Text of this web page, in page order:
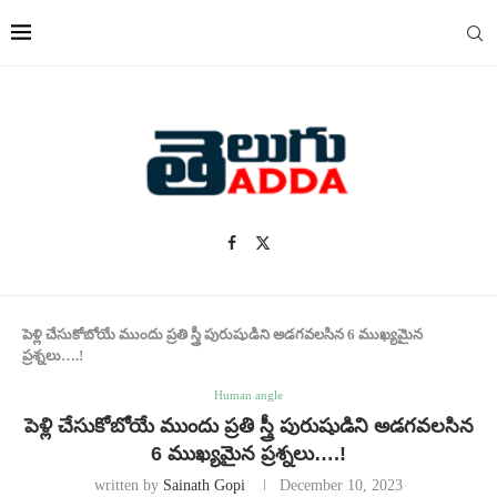
పెళ్లి చేసుకోబోయే ముందు ప్రతి స్త్రీ పురుషుడిని అడగవలసిన 6 ముఖ్యమైన
ప్రశ్నలు….!
Human angle
పెళ్లి చేసుకోబోయే ముందు ప్రతి స్త్రీ పురుషుడిని అడగవలసిన
6 ముఖ్యమైన ప్రశ్నలు….!
written by Sainath Gopi December 10, 2023